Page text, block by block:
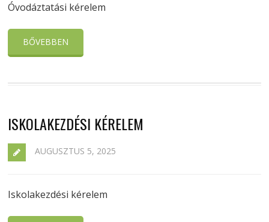
Óvodáztatási kérelem
BŐVEBBEN
ISKOLAKEZDÉSI KÉRELEM
AUGUSZTUS 5, 2025
Iskolakezdési kérelem